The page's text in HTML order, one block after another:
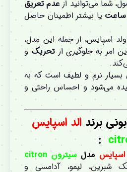
شما می‌توانید از عدم تعریق
یا بیشتر اطمینان حاصل
اسپایس، از جمله این مدل،
امر به جلوگیری از تحریک و
بسیار نرم و لطیف است که به
می‌شود و احساس راحتی و
برند الد اسپایس
:
اسپایس مدل سیترون citron
شبرین، لیمو، آدامسی و